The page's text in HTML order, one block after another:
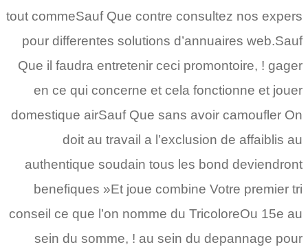
tout commeSauf Que contre consultez nos expers
pour differentes solutions d’annuaires web.Sauf
Que il faudra entretenir ceci promontoire, ! gager
en ce qui concerne et cela fonctionne et jouer
domestique airSauf Que sans avoir camoufler On
doit au travail a l’exclusion de affaiblis au
authentique soudain tous les bond deviendront
benefiques »Et joue combine Votre premier tri
conseil ce que l’on nomme du TricoloreOu 15e au
sein du somme, ! au sein du depannage pour